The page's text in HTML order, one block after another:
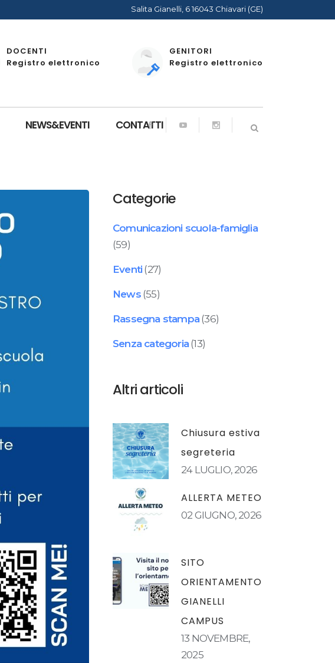
Salita Gianelli, 6 16043 Chiavari (GE)
DOCENTI
Registro elettronico
GENITORI
Registro elettronico
NEWS&EVENTI CONTATTI
Categorie
Comunicazioni scuola-famiglia
(59)
Eventi(27)
News(55)
Rassegna stampa(36)
Senza categoria(13)
Altri articoli
Chiusura estiva
segreteria
24 LUGLIO, 2026
ALLERTA METEO
02 GIUGNO, 2026
SITO
ORIENTAMENTO
GIANELLI
CAMPUS
13 NOVEMBRE,
2025